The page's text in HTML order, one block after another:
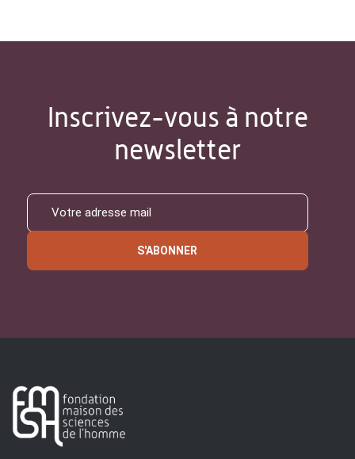
Inscrivez-vous à notre
newsletter
S'ABONNER